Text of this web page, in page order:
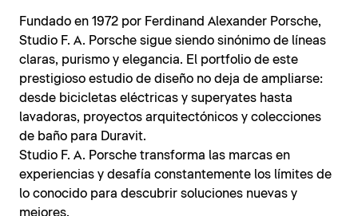
Fundado en 1972 por Ferdinand Alexander Porsche,
Studio F. A. Porsche sigue siendo sinónimo de líneas
claras, purismo y elegancia. El portfolio de este
prestigioso estudio de diseño no deja de ampliarse:
desde bicicletas eléctricas y superyates hasta
lavadoras, proyectos arquitectónicos y colecciones
de baño para Duravit.
Studio F. A. Porsche transforma las marcas en
experiencias y desafía constantemente los límites de
lo conocido para descubrir soluciones nuevas y
mejores.